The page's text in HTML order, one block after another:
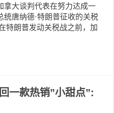
拿大谈判代表在努力达成一
唐纳德·特朗普征收的关税
特朗普发动关税战之前，加
一款热销”小甜点”: